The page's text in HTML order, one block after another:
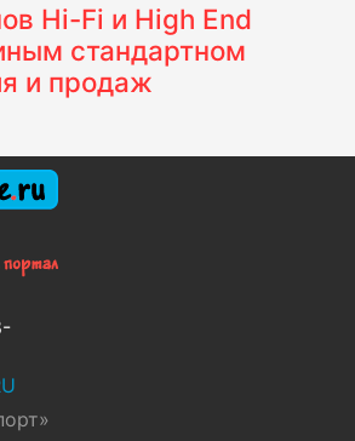
Hi-Fi и High End
стандартном
и продаж